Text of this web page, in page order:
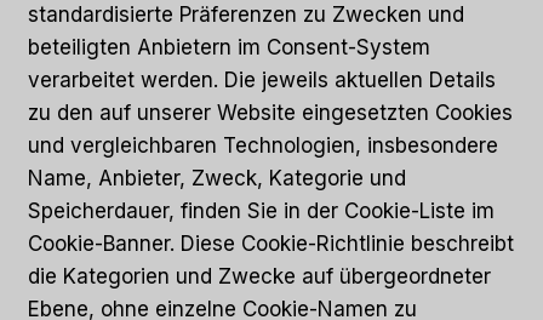
standardisierte Präferenzen zu Zwecken und
beteiligten Anbietern im Consent-System
verarbeitet werden. Die jeweils aktuellen Details
zu den auf unserer Website eingesetzten Cookies
und vergleichbaren Technologien, insbesondere
Name, Anbieter, Zweck, Kategorie und
Speicherdauer, finden Sie in der Cookie-Liste im
Cookie-Banner. Diese Cookie-Richtlinie beschreibt
die Kategorien und Zwecke auf übergeordneter
Ebene, ohne einzelne Cookie-Namen zu